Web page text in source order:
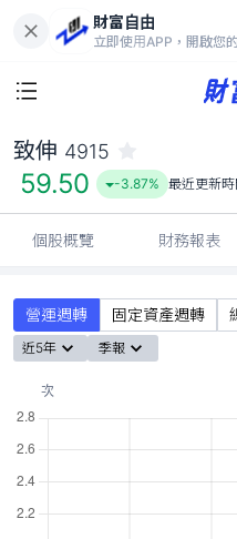
財富自由
立即使用APP，開啟您
59.50
致伸 4915
59.50 -3.87% 最近更新時
個股概覽 財務報表
營運週轉 固定資產週轉
近5年 季報